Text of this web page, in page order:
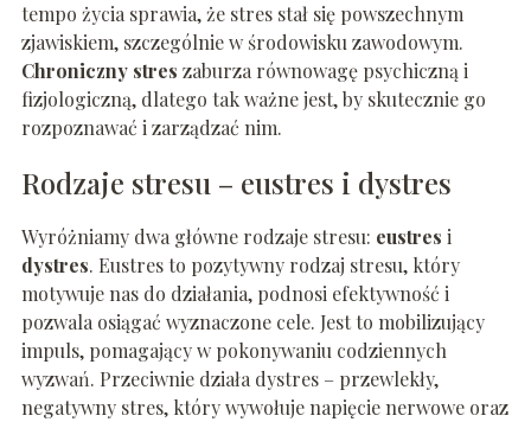
tempo życia sprawia, że stres stał się powszechnym
zjawiskiem, szczególnie w środowisku zawodowym.
Chroniczny stres zaburza równowagę psychiczną i
fizjologiczną, dlatego tak ważne jest, by skutecznie go
rozpoznawać i zarządzać nim.
Rodzaje stresu – eustres i dystres
Wyróżniamy dwa główne rodzaje stresu: eustres i
dystres. Eustres to pozytywny rodzaj stresu, który
motywuje nas do działania, podnosi efektywność i
pozwala osiągać wyznaczone cele. Jest to mobilizujący
impuls, pomagający w pokonywaniu codziennych
wyzwań. Przeciwnie działa dystres – przewlekły,
negatywny stres, który wywołuje napięcie nerwowe oraz